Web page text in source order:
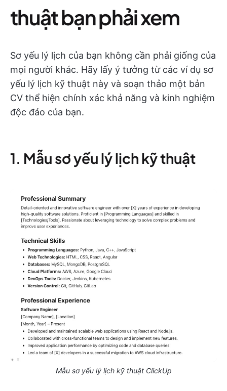
thuật bạn phải xem
Sơ yếu lý lịch của bạn không cần phải giống của
mọi người khác. Hãy lấy ý tưởng từ các ví dụ sơ
yếu lý lịch kỹ thuật này và soạn thảo một bản
CV thể hiện chính xác khả năng và kinh nghiệm
độc đáo của bạn.
1. Mẫu sơ yếu lý lịch kỹ thuật
Mẫu sơ yếu lý lịch kỹ thuật ClickUp